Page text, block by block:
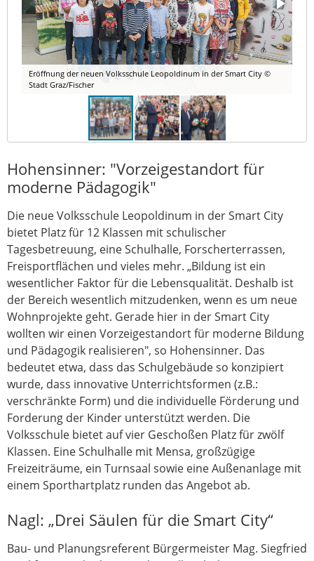
Eröffnung der neuen Volksschule Leopoldinum in der Smart City ©
Stadt Graz/Fischer
Hohensinner: "Vorzeigestandort für
moderne Pädagogik"
Die neue Volksschule Leopoldinum in der Smart City
bietet Platz für 12 Klassen mit schulischer
Tagesbetreuung, eine Schulhalle, Forscherterrassen,
Freisportflächen und vieles mehr. „Bildung ist ein
wesentlicher Faktor für die Lebensqualität. Deshalb ist
der Bereich wesentlich mitzudenken, wenn es um neue
Wohnprojekte geht. Gerade hier in der Smart City
wollten wir einen Vorzeigestandort für moderne Bildung
und Pädagogik realisieren", so Hohensinner. Das
bedeutet etwa, dass das Schulgebäude so konzipiert
wurde, dass innovative Unterrichtsformen (z.B.:
verschränkte Form) und die individuelle Förderung und
Forderung der Kinder unterstützt werden. Die
Volksschule bietet auf vier Geschoßen Platz für zwölf
Klassen. Eine Schulhalle mit Mensa, großzügige
Freizeiträume, ein Turnsaal sowie eine Außenanlage mit
einem Sporthartplatz runden das Angebot ab.
Nagl: „Drei Säulen für die Smart City“
Bau- und Planungsreferent Bürgermeister Mag. Siegfried